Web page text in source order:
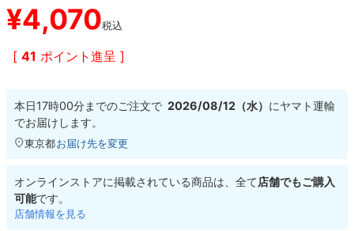
¥4,070税込
[ 41 ポイント進呈 ]
本日17時00分までのご注文で 2026/08/12（水） にヤマト運輸
でお届けします。
東京都お届け先を変更
オンラインストアに掲載されている商品は、全て店舗でもご購入
可能です。
店舗情報を見る
9.0inch以上
シェイプデッキ